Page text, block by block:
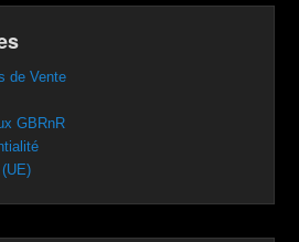
de Vente
GBRnR